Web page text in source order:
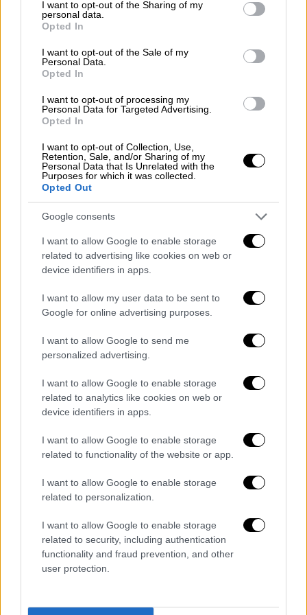
not limited to your visit or usage behaviour. You may click to
grant or deny consent to Google and its third-party tags to
use your data for below specified purposes in below Google
consent section.
I want to opt-out of the Sharing of my
personal data.
Opted In
I want to opt-out of the Sale of my
Personal Data.
Opted In
I want to opt-out of processing my
Personal Data for Targeted Advertising.
Opted In
I want to opt-out of Collection, Use,
Retention, Sale, and/or Sharing of my
Personal Data that Is Unrelated with the
Purposes for which it was collected.
Opted Out
Google consents
I want to allow Google to enable storage
related to advertising like cookies on web or
device identifiers in apps.
I want to allow my user data to be sent to
Google for online advertising purposes.
I want to allow Google to send me
personalized advertising.
I want to allow Google to enable storage
related to analytics like cookies on web or
device identifiers in apps.
I want to allow Google to enable storage
related to functionality of the website or app.
I want to allow Google to enable storage
related to personalization.
I want to allow Google to enable storage
related to security, including authentication
functionality and fraud prevention, and other
user protection.
ότι η υπηρεσία κατασκοπείας του Ισραήλ,
Μοσάντ, ήταν υπεύθυνη για μια περίπλοκη
επιχείρηση εγκατάστασης μικρής ποσότητας
εκρηκτικών μέσα σε 5.000 βομβητές που
στο Reuters ότι η βμια στρατιωτική μονάδα
που δεν ανήκει στην
κατασκοπείας
, συμμετείχε στο στάδιο
ανάπτυξης της επιχείρησης κατά της
Χεζμπολάχ, η οποία βρισκόταν σε εξέλιξη
πάνω από ένα χρόνο.
video
Τα μέλη της 8200 ήταν μερικά από τα
καλύτερα και λαμπρότερα στελέχη του
ισραηλινού στρατού, που υπηρετούσαν σε
μια μονάδα στο επίκεντρο των αμυντικών
λεγεώνα νεαρών, επιλεγμένων στρατιωτών
της – αναπτύσσει και χειρίζεται εργαλεία
συλλογής πληροφοριών και συχνά
παρομοιάζεται με τηνΥπηρεσία Εθνικής
Ασφάλειας των ΗΠΑ.